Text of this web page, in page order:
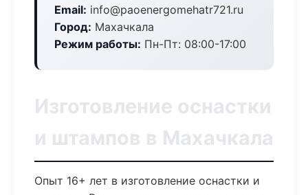
Email: info@paoenergomehatr721.ru
Город: Махачкала
Режим работы: Пн-Пт: 08:00-17:00
Изготовление оснастки
и штампов в Махачкала
Опыт 16+ лет в изготовление оснастки и